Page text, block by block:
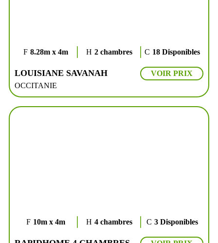
8.28m x 4m 2 chambres 18 Disponibles
LOUISIANE SAVANAH
OCCITANIE
VOIR PRIX
10m x 4m 4 chambres 3 Disponibles